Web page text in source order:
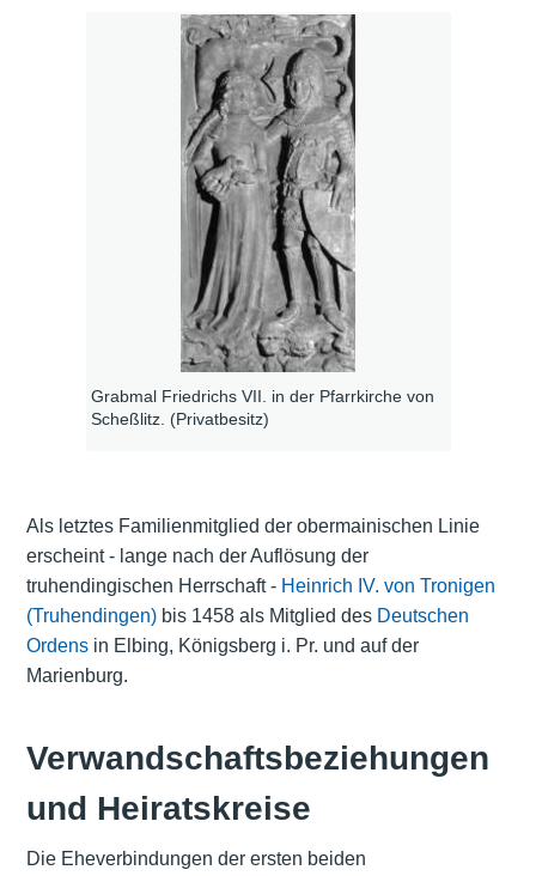
Grabmal Friedrichs VII. in der Pfarrkirche von
Scheßlitz. (Privatbesitz)
Als letztes Familienmitglied der obermainischen Linie
erscheint - lange nach der Auflösung der
truhendingischen Herrschaft - Heinrich IV. von Tronigen
(Truhendingen)bis 1458 als Mitglied des Deutschen
Ordensin Elbing, Königsberg i. Pr. und auf der
Marienburg.
Verwandschaftsbeziehungen
und Heiratskreise
Die Eheverbindungen der ersten beiden